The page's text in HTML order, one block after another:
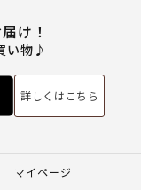
け！
い物♪
詳しくはこちら
マイページ